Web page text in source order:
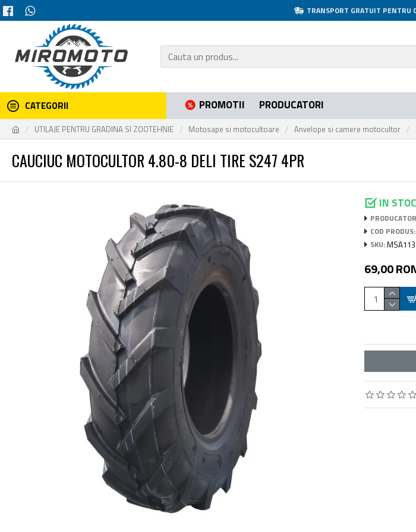
TRANSPORT GRATUIT PENTRU
CATEGORII PROMOTII PRODUCATORI
UTILAJE PENTRU GRADINA SI ZOOTEHNIE Motosape si motocultoare Anvelope si camere motocultor
CAUCIUC MOTOCULTOR 4.80-8 DELI TIRE S247 4PR
IN STOC
COD PRODUS:
SKU:
69,00